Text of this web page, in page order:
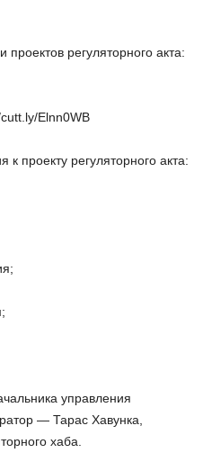
регуляторного акта:
Elnn0WB
проекту регуляторного акта:
управления
— Тарас Хавунка,
хаба.